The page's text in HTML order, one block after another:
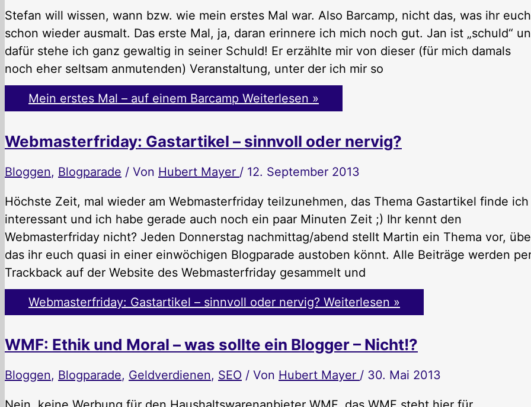
Stefan will wissen, wann bzw. wie mein erstes Mal war. Also Barcamp, nicht das, was ihr euch
schon wieder ausmalt. Das erste Mal, ja, daran erinnere ich mich noch gut. Jan ist „schuld“
dafür stehe ich ganz gewaltig in seiner Schuld! Er erzählte mir von dieser (für mich damals
noch eher seltsam anmutenden) Veranstaltung, unter der ich mir so
Mein erstes Mal – auf einem Barcamp Weiterlesen »
Webmasterfriday: Gastartikel – sinnvoll oder nervig?
Bloggen, Blogparade / Von Hubert Mayer / 12. September 2013
Höchste Zeit, mal wieder am Webmasterfriday teilzunehmen, das Thema Gastartikel finde ich
interessant und ich habe gerade auch noch ein paar Minuten Zeit ;) Ihr kennt den
Webmasterfriday nicht? Jeden Donnerstag nachmittag/abend stellt Martin ein Thema vor,
das ihr euch quasi in einer einwöchigen Blogparade austoben könnt. Alle Beiträge werden
Trackback auf der Website des Webmasterfriday gesammelt und
Webmasterfriday: Gastartikel – sinnvoll oder nervig? Weiterlesen »
WMF: Ethik und Moral – was sollte ein Blogger – Nicht!?
Bloggen, Blogparade, Geldverdienen, SEO / Von Hubert Mayer / 30. Mai 2013